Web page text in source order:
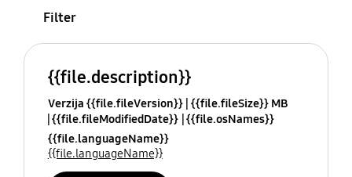
Filter
{{file.description}}
Verzija {{file.fileVersion}} {{file.fileSize}} MB
{{file.fileModifiedDate}} {{file.osNames}}
{{file.languageName}}
{{file.languageName}}